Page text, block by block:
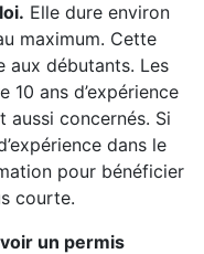
Elle dure environ
maximum. Cette
aux débutants. Les
10 ans d’expérience
aussi concernés. Si
dans le
pour bénéficier
courte.
un permis